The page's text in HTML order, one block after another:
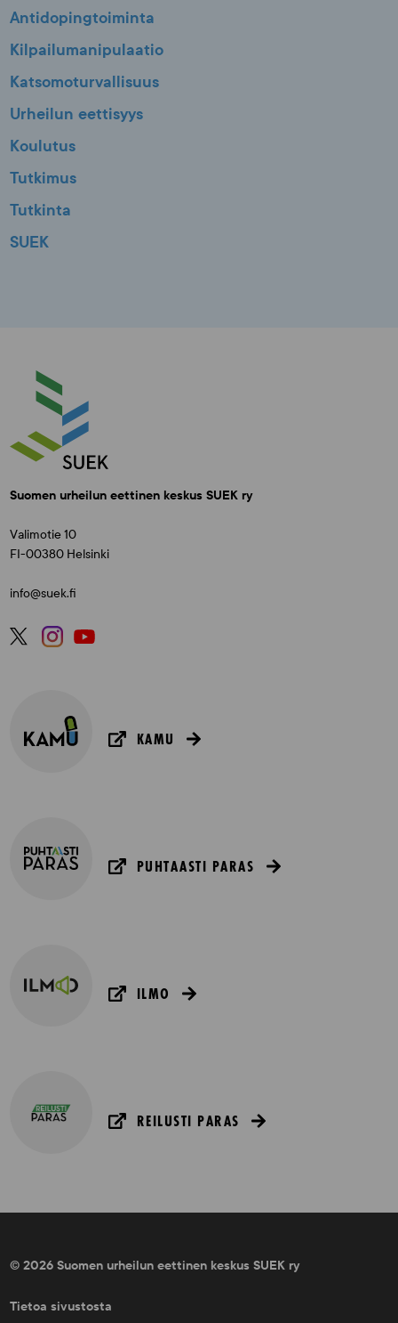
Antidopingtoiminta
Kilpailumanipulaatio
Katsomoturvallisuus
Urheilun eettisyys
Koulutus
Tutkimus
Tutkinta
SUEK
Suomen urheilun eettinen keskus SUEK ry
Valimotie 10
FI-00380 Helsinki
info@suek.fi
KAMU
PUHTAASTI PARAS
ILMO
REILUSTI PARAS
© 2026 Suomen urheilun eettinen keskus SUEK ry
Tietoa sivustosta